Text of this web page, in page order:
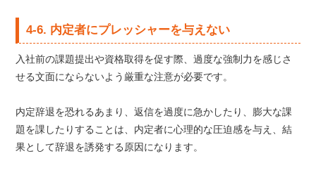
4-6. 内定者にプレッシャーを与えない
入社前の課題提出や資格取得を促す際、過度な強制力を感じさ
せる文面にならないよう厳重な注意が必要です。
内定辞退を恐れるあまり、返信を過度に急かしたり、膨大な課
題を課したりすることは、内定者に心理的な圧迫感を与え、結
果として辞退を誘発する原因になります。